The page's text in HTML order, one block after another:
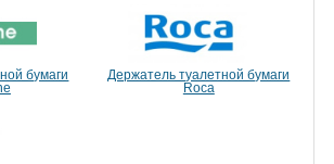
бумаги
Держатель туалетной бумаги
Roca